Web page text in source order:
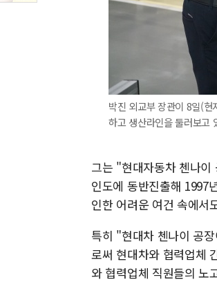
박진 외교부 장관이 8일(
하고 생산라인을 둘러보
그는 "현대자동차 첸나이
인도에 동반진출해 1997
인한 어려운 여건 속에서
특히 "현대차 첸나이 공
로써 현대차와 협력업체
와 협력업체 직원들의 노